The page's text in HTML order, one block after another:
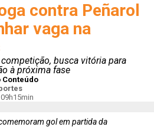
contra Peñarol
vaga na
busca vitória para
à próxima fase
Conteúdo
gol em partida da